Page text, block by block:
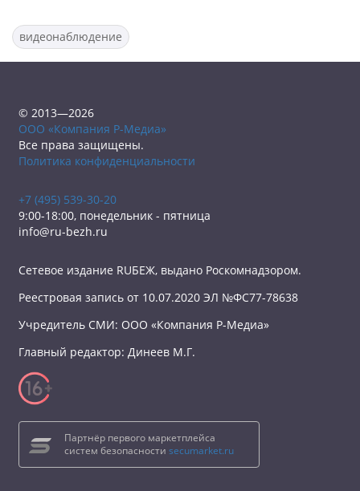
видеонаблюдение
© 2013—2026
ООО «Компания Р-Медиа»
Все права защищены.
Политика конфиденциальности
+7 (495) 539-30-20
9:00-18:00, понедельник - пятница
info@ru-bezh.ru
Сетевое издание RUБЕЖ, выдано Роскомнадзором.
Реестровая запись от 10.07.2020 ЭЛ №ФС77-78638
Учредитель СМИ: ООО «Компания Р-Медиа»
Главный редактор: Динеев М.Г.
Партнёр первого маркетплейса
систем безопасности secumarket.ru